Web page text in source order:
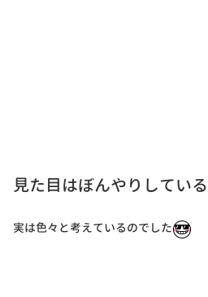
見た目はぼんやりしている
実は色々と考えているのでした